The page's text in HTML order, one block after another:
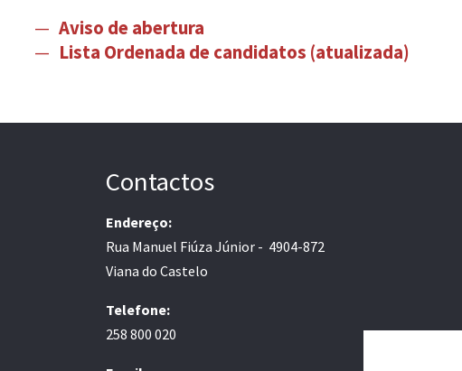
Aviso de abertura
Lista Ordenada de candidatos (atualizada)
Contactos
Endereço:
Rua Manuel Fiúza Júnior - 4904-872
Viana do Castelo
Telefone:
258 800 020